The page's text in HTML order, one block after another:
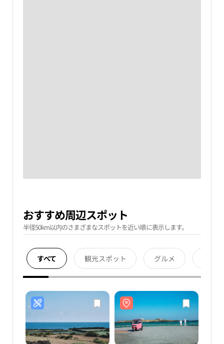
おすすめ周辺スポット
半径50km以内のさまざまなスポットを近い順に表示します。
すべて 観光スポット グルメ